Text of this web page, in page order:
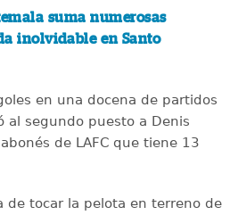
suma numerosas
inolvidable en Santo
en una docena de partidos
al segundo puesto a Denis
de LAFC que tiene 13
de tocar la pelota en terreno de